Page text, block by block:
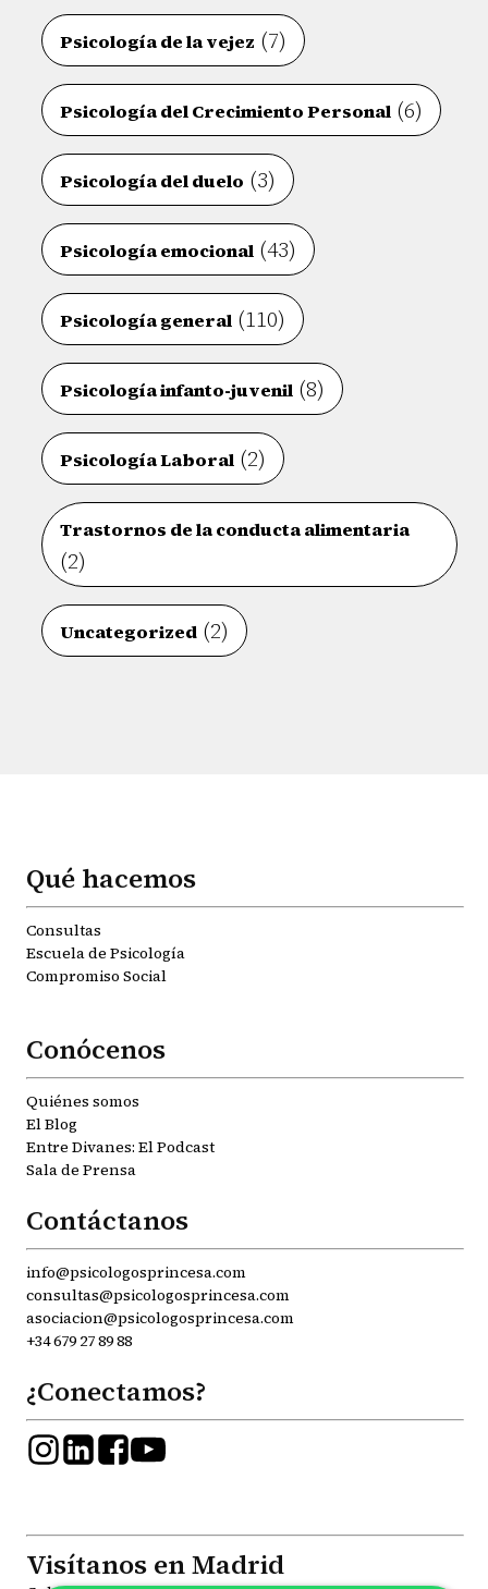
Psicología de la vejez (7)
Psicología del Crecimiento Personal (6)
Psicología del duelo (3)
Psicología emocional (43)
Psicología general (110)
Psicología infanto-juvenil (8)
Psicología Laboral (2)
Trastornos de la conducta alimentaria
(2)
Uncategorized (2)
Qué hacemos
Consultas
Escuela de Psicología
Compromiso Social
Conócenos
Quiénes somos
El Blog
Entre Divanes: El Podcast
Sala de Prensa
Contáctanos
info@psicologosprincesa.com
consultas@psicologosprincesa.com
asociacion@psicologosprincesa.com
+34 679 27 89 88
¿Conectamos?
Visítanos en Madrid